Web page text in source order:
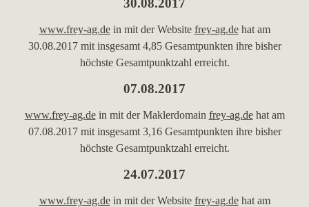
30.08.2017
www.frey-ag.dein mit der Website frey-ag.dehat am
30.08.2017 mit insgesamt 4,85 Gesamtpunkten ihre bisher
höchste Gesamtpunktzahl erreicht.
07.08.2017
www.frey-ag.dein mit der Maklerdomain frey-ag.dehat am
07.08.2017 mit insgesamt 3,16 Gesamtpunkten ihre bisher
höchste Gesamtpunktzahl erreicht.
24.07.2017
www.frey-ag.dein mit der Website frey-ag.dehat am